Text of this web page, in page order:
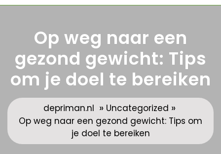
Op weg naar een
gezond gewicht: Tips
om je doel te bereiken
depriman.nl » Uncategorized »
Op weg naar een gezond gewicht: Tips om
je doel te bereiken